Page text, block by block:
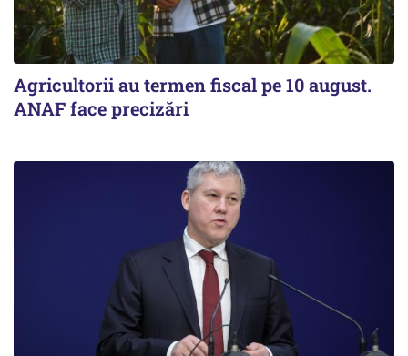
Agricultorii au termen fiscal pe 10 august.
ANAF face precizări